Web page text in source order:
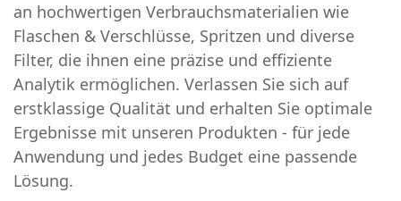
an hochwertigen Verbrauchsmaterialien wie
Flaschen & Verschlüsse, Spritzen und diverse
Filter, die ihnen eine präzise und effiziente
Analytik ermöglichen. Verlassen Sie sich auf
erstklassige Qualität und erhalten Sie optimale
Ergebnisse mit unseren Produkten - für jede
Anwendung und jedes Budget eine passende
Lösung.